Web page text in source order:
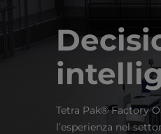
Tetra Pak® Factory
l’esperienza nel